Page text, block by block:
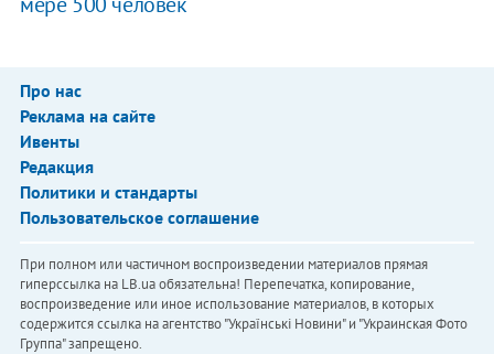
Про нас
Реклама на сайте
Ивенты
Редакция
Политики и стандарты
Пользовательское соглашение
При полном или частичном воспроизведении материалов прямая
гиперссылка на LB.ua обязательна! Перепечатка, копирование,
воспроизведение или иное использование материалов, в которых
содержится ссылка на агентство "Українськi Новини" и "Украинская Фото
Группа" запрещено.